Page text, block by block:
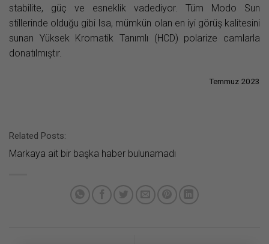
stabilite, güç ve esneklik vadediyor. Tüm Modo Sun
stillerinde olduğu gibi Isa, mümkün olan en iyi görüş kalitesini
sunan Yüksek Kromatik Tanımlı (HCD) polarize camlarla
donatılmıştır.
Temmuz 2023
Related Posts:
Markaya ait bir başka haber bulunamadı